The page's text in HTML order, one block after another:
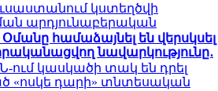
կստեղծվի
արդյունաբերական
Օմանը համաձայնել են վերսկսել
նավարկությունը․
ում կասկածի տակ են դրել
դարի» տնտեսական